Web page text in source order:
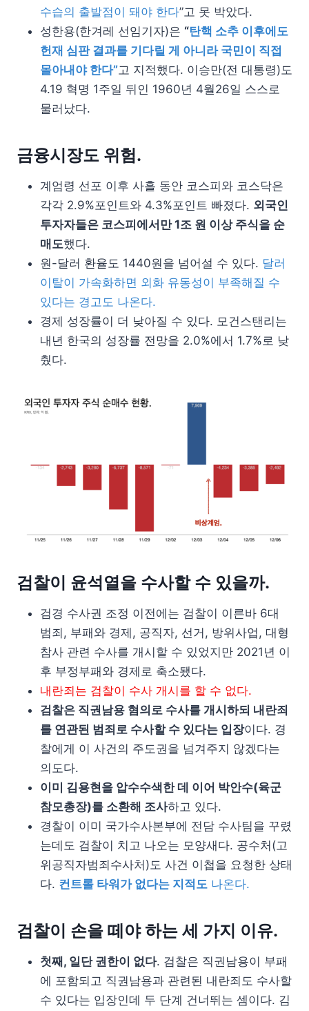
수습의 출발점이 돼야 한다”고 못 박았다.
성한용(한겨레 선임기자)은 “탄핵 소추 이후에도
헌재 심판 결과를 기다릴 게 아니라 국민이 직접
몰아내야 한다”고 지적했다. 이승만(전 대통령)도
4.19 혁명 1주일 뒤인 1960년 4월26일 스스로
물러났다.
금융시장도 위험.
계엄령 선포 이후 사흘 동안 코스피와 코스닥은
각각 2.9%포인트와 4.3%포인트 빠졌다. 외국인
투자자들은 코스피에서만 1조 원 이상 주식을 순
매도했다.
원-달러 환율도 1440원을 넘어설 수 있다. 달러
이탈이 가속화하면 외화 유동성이 부족해질 수
있다는 경고도 나온다.
경제 성장률이 더 낮아질 수 있다. 모건스탠리는
내년 한국의 성장률 전망을 2.0%에서 1.7%로 낮
췄다.
검찰이 윤석열을 수사할 수 있을까.
검경 수사권 조정 이전에는 검찰이 이른바 6대
범죄, 부패와 경제, 공직자, 선거, 방위사업, 대형
참사 관련 수사를 개시할 수 있었지만 2021년 이
후 부정부패와 경제로 축소됐다.
내란죄는 검찰이 수사 개시를 할 수 없다.
검찰은 직권남용 혐의로 수사를 개시하되 내란죄
를 연관된 범죄로 수사할 수 있다는 입장이다. 경
찰에게 이 사건의 주도권을 넘겨주지 않겠다는
의도다.
이미 김용현을 압수수색한 데 이어 박안수(육군
참모총장)를 소환해 조사하고 있다.
경찰이 이미 국가수사본부에 전담 수사팀을 꾸렸
는데도 검찰이 치고 나오는 모양새다. 공수처(고
위공직자범죄수사처)도 사건 이첩을 요청한 상태
다. 컨트롤 타워가 없다는 지적도 나온다.
검찰이 손을 떼야 하는 세 가지 이유.
첫째, 일단 권한이 없다. 검찰은 직권남용이 부패
에 포함되고 직권남용과 관련된 내란죄도 수사할
수 있다는 입장인데 두 단계 건너뛰는 셈이다. 김